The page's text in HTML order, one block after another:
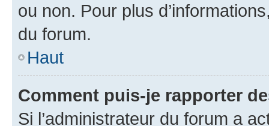
ou non. Pour plus
du forum.
Haut
Comment puis-je rapporter
Si l’administrateur du forum a